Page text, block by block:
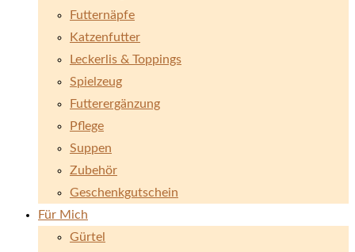
Futternäpfe
Katzenfutter
Leckerlis & Toppings
Spielzeug
Futterergänzung
Pflege
Suppen
Zubehör
Geschenkgutschein
Für Mich
Gürtel